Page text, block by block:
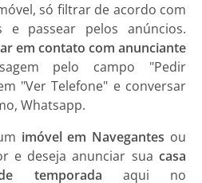
só filtrar de acordo com
e passear pelos anúncios.
em contato com anunciante
pelo campo "Pedir
"Ver Telefone" e conversar
Whatsapp.
imóvel em Navegantes ou
e deseja anunciar sua casa
temporada aqui no